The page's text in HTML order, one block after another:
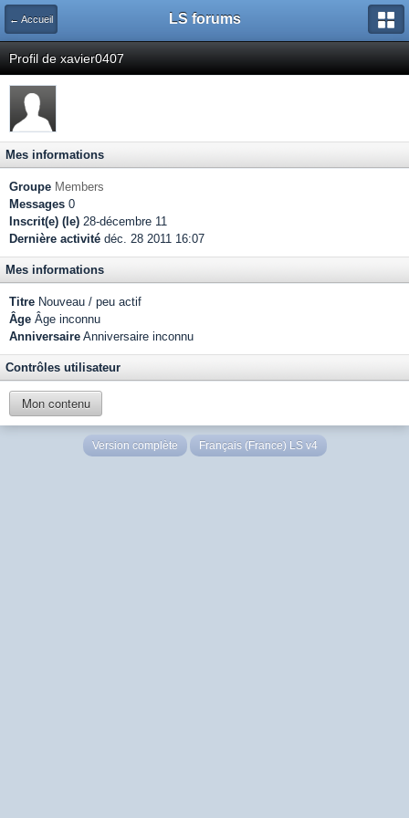
← Accueil LS forums
Profil de xavier0407
Mes informations
Groupe Members
Messages 0
Inscrit(e) (le) 28-décembre 11
Dernière activité déc. 28 2011 16:07
Mes informations
Titre Nouveau / peu actif
Âge Âge inconnu
Anniversaire Anniversaire inconnu
Contrôles utilisateur
Mon contenu
Version complète Français (France) LS v4